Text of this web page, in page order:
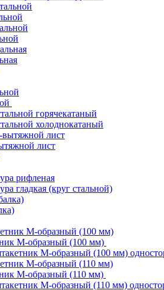
горячекатаный
холоднокатаный
лист
рифленая
гладкая (круг стальной)
М-образный (100 мм)
М-образный (100 мм)
М-образный (110 мм)
М-образный (110 мм)